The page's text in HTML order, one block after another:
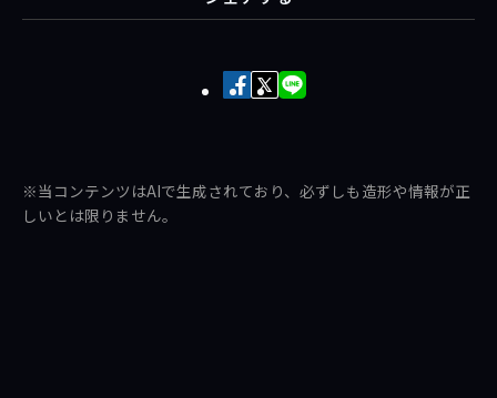
Facebook
ェ
X
ス
LINE
る
※当コンテンツはAIで生成されており、必ずしも造形や情報が正
しいとは限りません。